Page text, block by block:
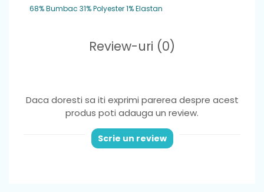
68% Bumbac 31% Polyester 1% Elastan
Review-uri (0)
Daca doresti sa iti exprimi parerea despre acest
produs poti adauga un review.
Scrie un review